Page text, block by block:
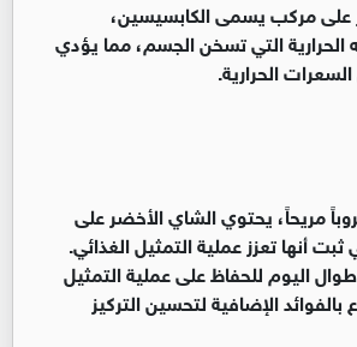
على مركب يسمى الكابسيسين،
التي تسخن الجسم، مما يؤدي
الحرارية.
مريحاً، يحتوي الشاي الأخضر على
ثبت أنها تعزز عملية التمثيل الغذائي.
اليوم للحفاظ على عملية التمثيل
بالفوائد الإضافية لتحسين التركيز